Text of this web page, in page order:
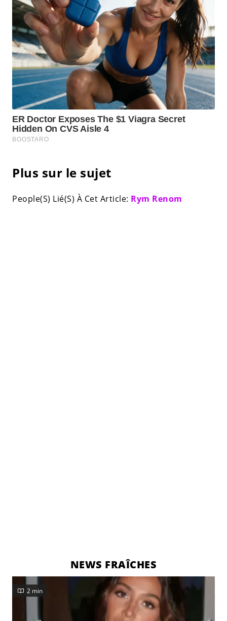
Plus sur le sujet
People(S) Lié(S) À Cet Article: Rym Renom
NEWS FRAÎCHES
2 min